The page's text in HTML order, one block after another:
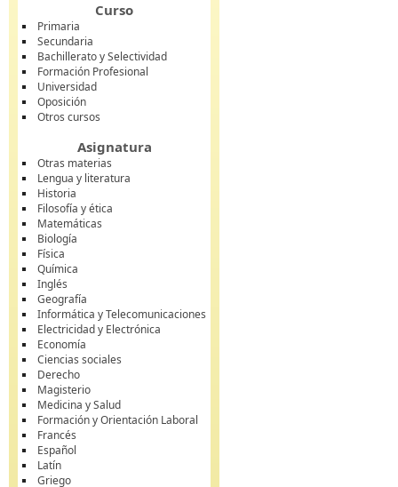
Curso
Primaria
Secundaria
Bachillerato y Selectividad
Formación Profesional
Universidad
Oposición
Otros cursos
Asignatura
Otras materias
Lengua y literatura
Historia
Filosofía y ética
Matemáticas
Biología
Física
Química
Inglés
Geografía
Informática y Telecomunicaciones
Electricidad y Electrónica
Economía
Ciencias sociales
Derecho
Magisterio
Medicina y Salud
Formación y Orientación Laboral
Francés
Español
Latín
Griego